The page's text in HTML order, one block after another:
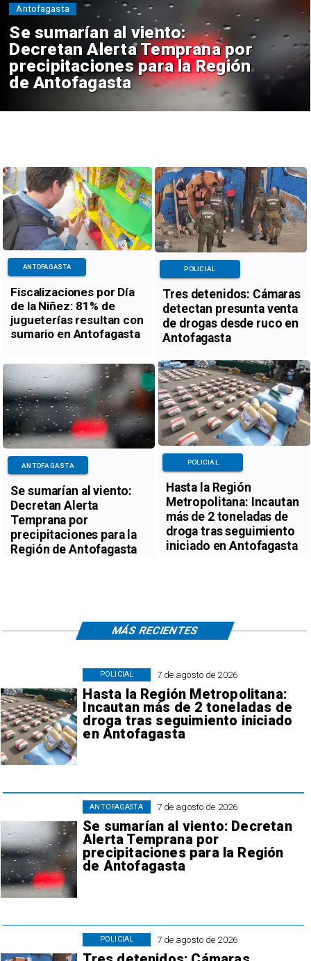
Se sumarían al viento:
Decretan Alerta Temprana por
precipitaciones para la Región
de Antofagasta
Antofagasta
Fiscalizaciones por Día
de la Niñez: 81% de
jugueterías resultan con
sumario en Antofagasta
ANTOFAGASTA
Tres detenidos: Cámaras
detectan presunta venta
de drogas desde ruco en
Antofagasta
POLICIAL
Se sumarían al viento:
Decretan Alerta
Temprana por
precipitaciones para la
Región de Antofagasta
ANTOFAGASTA
Hasta la Región
Metropolitana: Incautan
más de 2 toneladas de
droga tras seguimiento
iniciado en Antofagasta
POLICIAL
7 de agosto de 2026
Hasta la Región Metropolitana:
Incautan más de 2 toneladas de
droga tras seguimiento iniciado
en Antofagasta
POLICIAL
7 de agosto de 2026
Se sumarían al viento: Decretan
Alerta Temprana por
precipitaciones para la Región
de Antofagasta
ANTOFAGASTA
7 de agosto de 2026
POLICIAL
MÁS RECIENTES